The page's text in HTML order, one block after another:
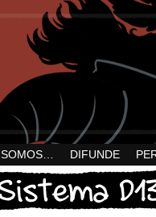
SOMOS… DIFUNDE